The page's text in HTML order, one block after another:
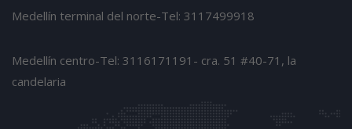
Medellín terminal del norte-Tel: 3117499918
Medellín centro-Tel: 3116171191- cra. 51 #40-71, la
candelaria